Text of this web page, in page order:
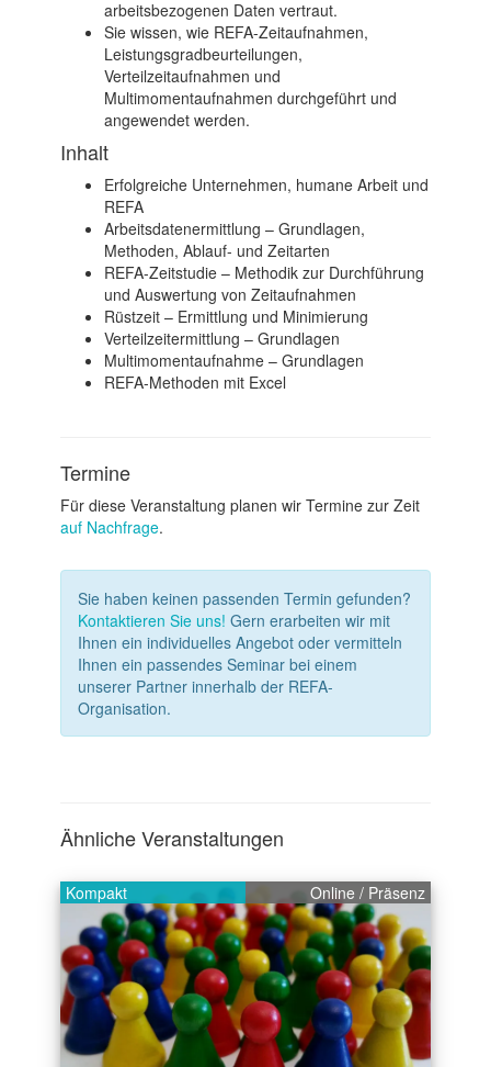
arbeitsbezogenen Daten vertraut.
Sie wissen, wie REFA-Zeitaufnahmen,
Leistungsgradbeurteilungen,
Verteilzeitaufnahmen und
Multimomentaufnahmen durchgeführt und
angewendet werden.
Inhalt
Erfolgreiche Unternehmen, humane Arbeit und
REFA
Arbeitsdatenermittlung – Grundlagen,
Methoden, Ablauf- und Zeitarten
REFA-Zeitstudie – Methodik zur Durchführung
und Auswertung von Zeitaufnahmen
Rüstzeit – Ermittlung und Minimierung
Verteilzeitermittlung – Grundlagen
Multimomentaufnahme – Grundlagen
REFA-Methoden mit Excel
Termine
Für diese Veranstaltung planen wir Termine zur Zeit
auf Nachfrage.
Sie haben keinen passenden Termin gefunden?
Kontaktieren Sie uns! Gern erarbeiten wir mit
Ihnen ein individuelles Angebot oder vermitteln
Ihnen ein passendes Seminar bei einem
unserer Partner innerhalb der REFA-
Organisation.
Ähnliche Veranstaltungen
Kompakt Online / Präsenz